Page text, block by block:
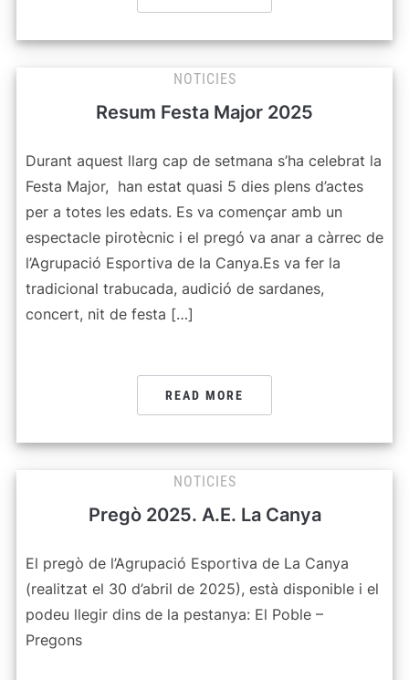
NOTICIES
Resum Festa Major 2025
Durant aquest llarg cap de setmana s’ha celebrat la
Festa Major, han estat quasi 5 dies plens d’actes
per a totes les edats. Es va començar amb un
espectacle pirotècnic i el pregó va anar a càrrec de
l’Agrupació Esportiva de la Canya.Es va fer la
tradicional trabucada, audició de sardanes,
concert, nit de festa […]
READ MORE
NOTICIES
Pregò 2025. A.E. La Canya
El pregò de l’Agrupació Esportiva de La Canya
(realitzat el 30 d’abril de 2025), està disponible i el
podeu llegir dins de la pestanya: El Poble –
Pregons